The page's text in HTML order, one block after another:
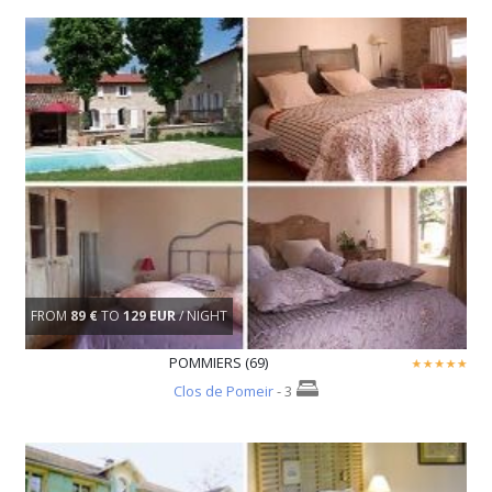
FROM 89 €TO 129 EUR/ NIGHT
POMMIERS (69)
Clos de Pomeir- 3